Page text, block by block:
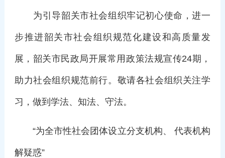
为引导韶关市社会组织牢记初心使命，进一
步推进韶关市社会组织规范化建设和高质量发
展，韶关市民政局开展常用政策法规宣传24期，
助力社会组织规范前行。敬请各社会组织关注学
习，做到学法、知法、守法。
“为全市性社会团体设立分支机构、 代表机构
解疑惑”